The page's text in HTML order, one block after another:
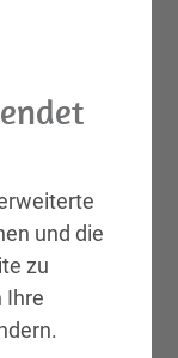
und die
zu
Ihre